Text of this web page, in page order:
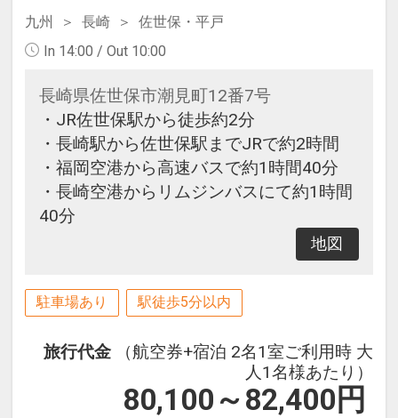
九州 長崎
佐世保・平戸
In 14:00 / Out 10:00
長崎県佐世保市潮見町12番7号
・JR佐世保駅から徒歩約2分
・長崎駅から佐世保駅までJRで約2時間
・福岡空港から高速バスで約1時間40分
・長崎空港からリムジンバスにて約1時間
40分
地図
駐車場あり 駅徒歩5分以内
旅行代金
（航空券+宿泊 2名1室ご利用時 大
人1名様あたり）
80,100～82,400 円